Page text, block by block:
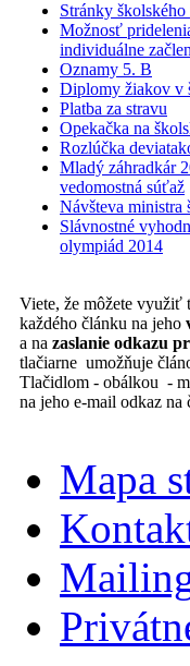
Stránky školského
Možnosť
individuálne
Oznamy 5. B
Diplomy žiakov v
Platba za stravu
Opekačka na
Rozlúčka
Mladý záhradkár
vedomostná súťaž
Návšteva ministra
Slávnostné
olympiád 2014
Viete, že môžete využiť
každého článku na jeho
a na zaslanie odkazu
tlačiarne umožňuje
Tlačidlom - obálkou -
na jeho e-mail odkaz na
Mapa